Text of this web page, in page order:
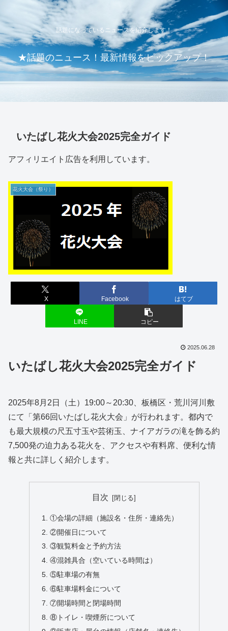
話題になっているニュースを紹介します！
★話題のニュース！最新情報をピックアップ！
いたばし花火大会2025完全ガイド
アフィリエイト広告を利用しています。
花火大会（祭り）
X Facebook はてブ
LINE コピー
2025.06.28
いたばし花火大会2025完全ガイド
2025年8月2日（土）19:00～20:30、板橋区・荒川河川敷
にて「第66回いたばし花火大会」が行われます。都内で
も最大規模の尺五寸玉や芸術玉、ナイアガラの滝を飾る約
7,500発の迫力ある花火を、アクセスや有料席、便利な情
報と共に詳しく紹介します。
目次
①会場の詳細（施設名・住所・連絡先）
②開催日について
③観覧料金と予約方法
④混雑具合（空いている時間は）
⑤駐車場の有無
⑥駐車場料金について
⑦開場時間と閉場時間
⑧トイレ・喫煙所について